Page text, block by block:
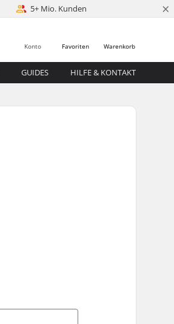
5+ Mio. Kunden ×
Warenkorb
Favoriten
Konto
GUIDES HILFE & KONTAKT